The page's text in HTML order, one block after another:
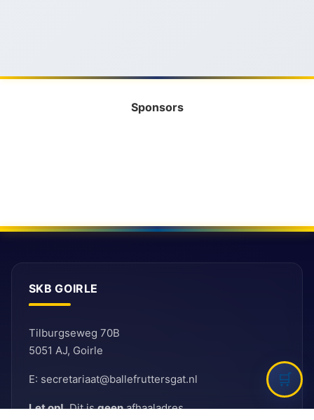
Sponsors
SKB GOIRLE
Tilburgseweg 70B
5051 AJ, Goirle
E: secretariaat@ballefruttersgat.nl
Let op!Dit isgeenafhaaladres.